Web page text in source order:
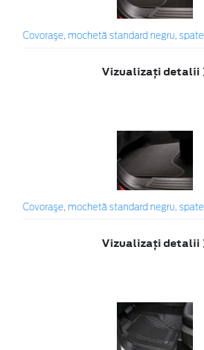
Covoraşe, mochetă standard negru, spate
Vizualizați detalii
Covoraşe, mochetă standard negru, spate
Vizualizați detalii